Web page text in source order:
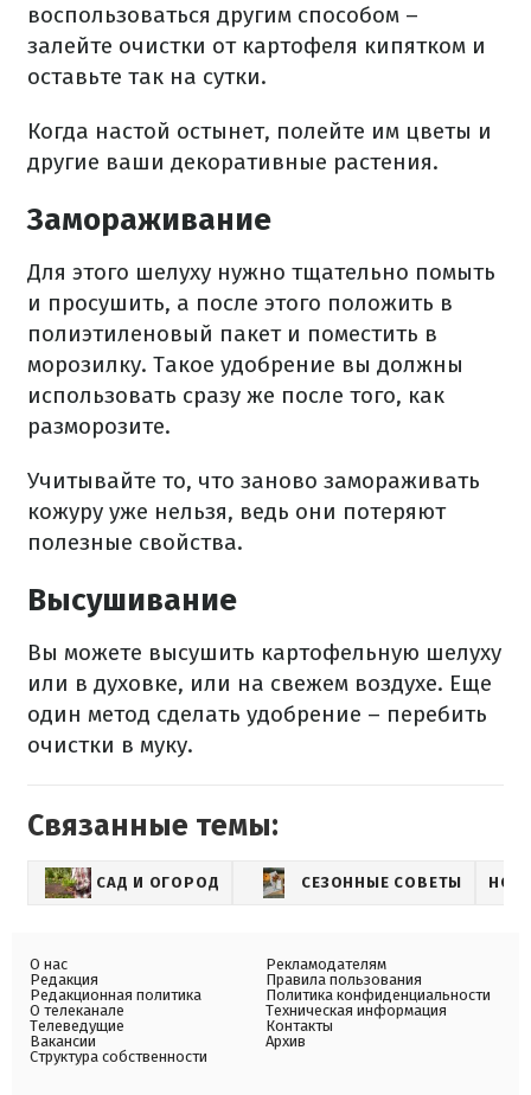
воспользоваться другим способом –
залейте очистки от картофеля кипятком и
оставьте так на сутки.
Когда настой остынет, полейте им цветы и
другие ваши декоративные растения.
Замораживание
Для этого шелуху нужно тщательно помыть
и просушить, а после этого положить в
полиэтиленовый пакет и поместить в
морозилку. Такое удобрение вы должны
использовать сразу же после того, как
разморозите.
Учитывайте то, что заново замораживать
кожуру уже нельзя, ведь они потеряют
полезные свойства.
Высушивание
Вы можете высушить картофельную шелуху
или в духовке, или на свежем воздухе. Еще
один метод сделать удобрение – перебить
очистки в муку.
Связанные темы:
САД И ОГОРОД СЕЗОННЫЕ СОВЕТЫ
О нас
Редакция
Редакционная политика
О телеканале
Телеведущие
Вакансии
Структура собственности
Рекламодателям
Правила пользования
Политика конфиденциальности
Техническая информация
Контакты
Архив